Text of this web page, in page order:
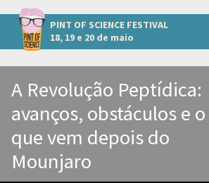
PINT OF SCIENCE FESTIVAL
18, 19 e 20 de maio
Outros eventos em Viçosa
A Revolução Peptídica:
avanços, obstáculos e o
que vem depois do
Mounjaro